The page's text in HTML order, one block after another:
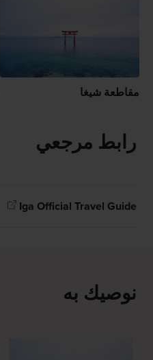
مقاطعة شيغا
رابط مرجعي
Iga Official Travel Guide
نوصيك به